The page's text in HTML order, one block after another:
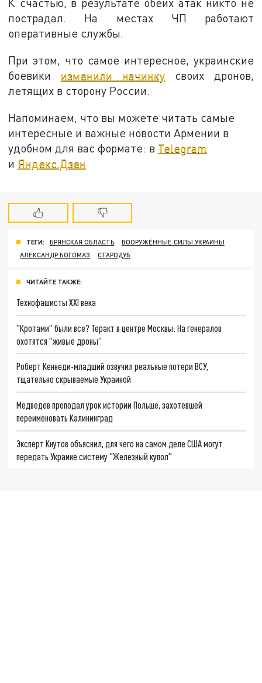
К счастью, в результате обеих атак никто не
пострадал. На местах ЧП работают
оперативные службы.
При этом, что самое интересное, украинские
боевики изменили начинку своих дронов,
летящих в сторону России.
Напоминаем, что вы можете читать самые
интересные и важные новости Армении в
удобном для вас формате: в Telegram
и Яндекс.Дзен
ТЕГИ: БРЯНСКАЯ ОБЛАСТЬ
ВООРУЖЁННЫЕ СИЛЫ УКРАИНЫ
АЛЕКСАНДР БОГОМАЗ
СТАРОДУБ
ЧИТАЙТЕ ТАКЖЕ:
Технофашисты XXI века
"Кротами" были все? Теракт в центре Москвы: На генералов
охотятся "живые дроны"
Роберт Кеннеди-младший озвучил реальные потери ВСУ,
тщательно скрываемые Украиной
Медведев преподал урок истории Польше, захотевшей
переименовать Калининград
Эксперт Кнутов объяснил, для чего на самом деле США могут
передать Украине систему "Железный купол"